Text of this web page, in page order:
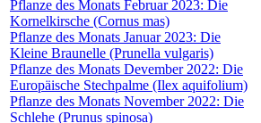
Pflanze des Monats Februar 2023: Die
Kornelkirsche (Cornus mas)
Pflanze des Monats Januar 2023: Die
Kleine Braunelle (Prunella vulgaris)
Pflanze des Monats Devember 2022: Die
Europäische Stechpalme (Ilex aquifolium)
Pflanze des Monats November 2022: Die
Schlehe (Prunus spinosa)